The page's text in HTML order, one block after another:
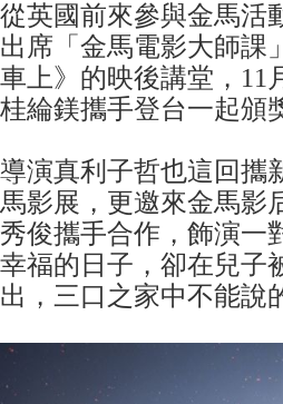
從英國前來參與金馬活
出席「金馬電影大師課
車上》的映後講堂，11
桂綸鎂攜手登台一起頒
導演真利子哲也這回攜
馬影展，更邀來金馬影
秀俊攜手合作，飾演一
幸福的日子，卻在兒子
出，三口之家中不能說